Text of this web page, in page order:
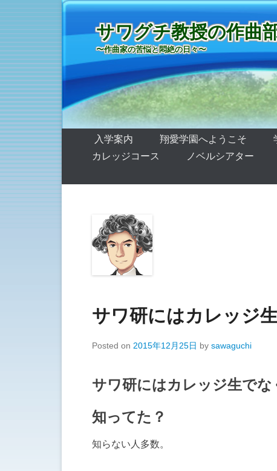
サワグチ教授の作曲
〜作曲家の苦悩と悶絶の日々〜
第1メニュー
コンテンツへ移動
入学案内 翔愛学園へようこそ
カレッジコース
ノベルシアター
サワ研にはカレッジ
Posted on 2015年12月25日 by sawaguchi
サワ研にはカレッジ生でな
知ってた？
知らない人多数。